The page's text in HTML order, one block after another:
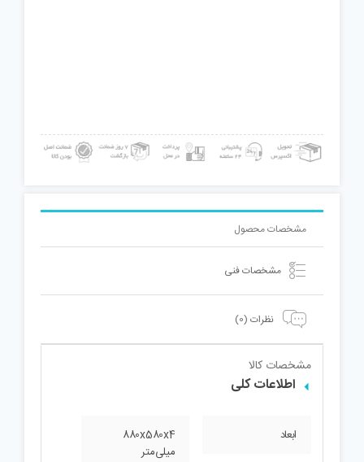
مشخصات محصول
مشخصات فنی
نظرات (0)
مشخصات کالا
اطلاعات کلی
ابعاد
880x580x4
میلی‌متر